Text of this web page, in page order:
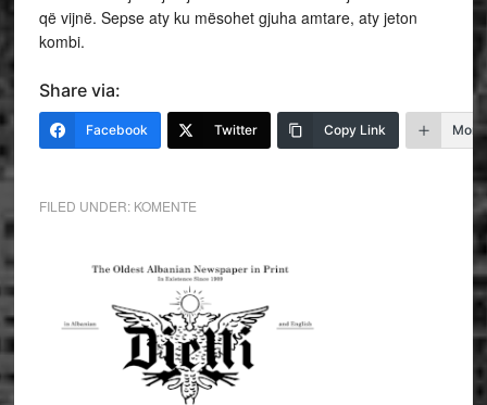
që vijnë. Sepse aty ku mësohet gjuha amtare, aty jeton
kombi.
Share via:
Facebook Twitter Copy Link More
FILED UNDER: KOMENTE